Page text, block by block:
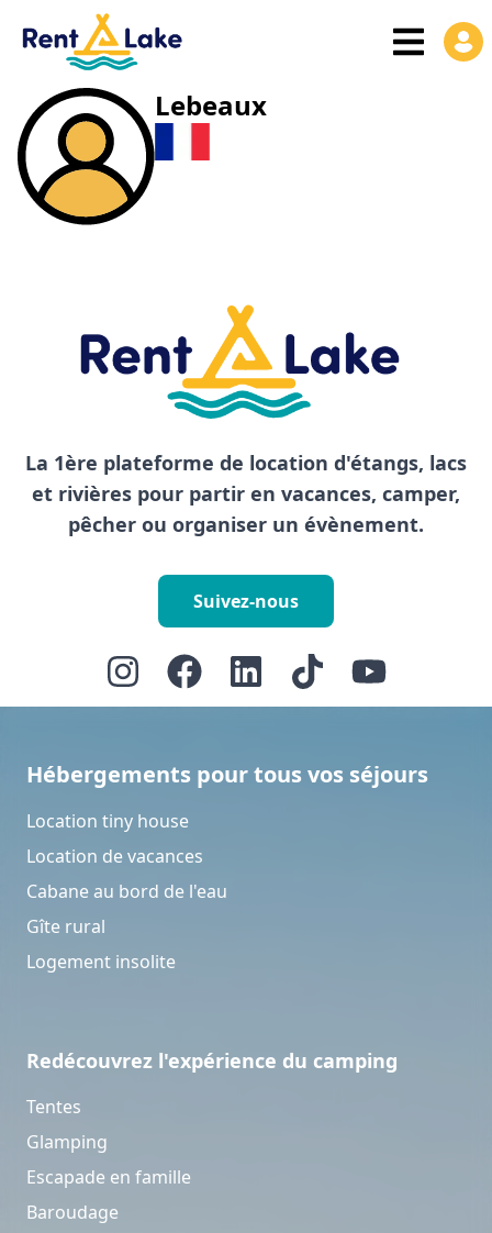
Lebeaux
La 1ère plateforme de location d'étangs, lacs
et rivières pour partir en vacances, camper,
pêcher ou organiser un évènement.
Suivez-nous
Hébergements pour tous vos séjours
Location tiny house
Location de vacances
Cabane au bord de l'eau
Gîte rural
Logement insolite
Redécouvrez l'expérience du camping
Tentes
Glamping
Escapade en famille
Baroudage